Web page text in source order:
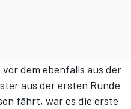
dem ebenfalls aus der
aus der ersten Runde
fährt, war es die erste